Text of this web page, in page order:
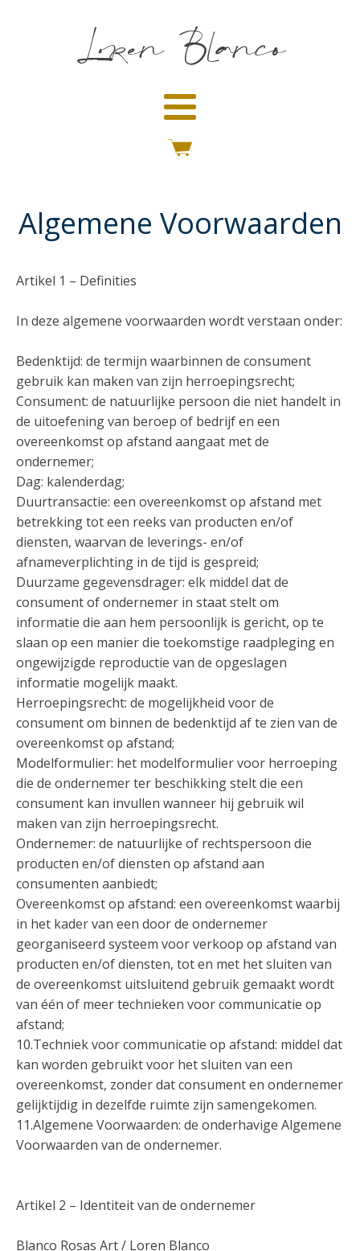
Loren Blanco
Algemene Voorwaarden
Artikel 1 – Definities
In deze algemene voorwaarden wordt verstaan onder:
Bedenktijd: de termijn waarbinnen de consument
gebruik kan maken van zijn herroepingsrecht;
Consument: de natuurlijke persoon die niet handelt in
de uitoefening van beroep of bedrijf en een
overeenkomst op afstand aangaat met de
ondernemer;
Dag: kalenderdag;
Duurtransactie: een overeenkomst op afstand met
betrekking tot een reeks van producten en/of
diensten, waarvan de leverings- en/of
afnameverplichting in de tijd is gespreid;
Duurzame gegevensdrager: elk middel dat de
consument of ondernemer in staat stelt om
informatie die aan hem persoonlijk is gericht, op te
slaan op een manier die toekomstige raadpleging en
ongewijzigde reproductie van de opgeslagen
informatie mogelijk maakt.
Herroepingsrecht: de mogelijkheid voor de
consument om binnen de bedenktijd af te zien van de
overeenkomst op afstand;
Modelformulier: het modelformulier voor herroeping
die de ondernemer ter beschikking stelt die een
consument kan invullen wanneer hij gebruik wil
maken van zijn herroepingsrecht.
Ondernemer: de natuurlijke of rechtspersoon die
producten en/of diensten op afstand aan
consumenten aanbiedt;
Overeenkomst op afstand: een overeenkomst waarbij
in het kader van een door de ondernemer
georganiseerd systeem voor verkoop op afstand van
producten en/of diensten, tot en met het sluiten van
de overeenkomst uitsluitend gebruik gemaakt wordt
van één of meer technieken voor communicatie op
afstand;
10.Techniek voor communicatie op afstand: middel dat
kan worden gebruikt voor het sluiten van een
overeenkomst, zonder dat consument en ondernemer
gelijktijdig in dezelfde ruimte zijn samengekomen.
11.Algemene Voorwaarden: de onderhavige Algemene
Voorwaarden van de ondernemer.
Artikel 2 – Identiteit van de ondernemer
Blanco Rosas Art / Loren Blanco